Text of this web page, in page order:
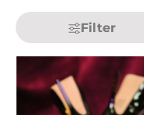
Filter